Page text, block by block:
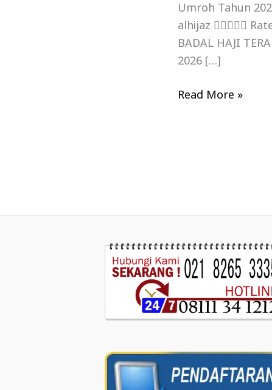
Umroh Tahun
alhijaz 
BADAL HAJI
2026 […]
Read More »